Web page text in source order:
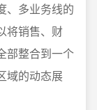
、多业务线的
将销售、财
部整合到一个
域的动态展